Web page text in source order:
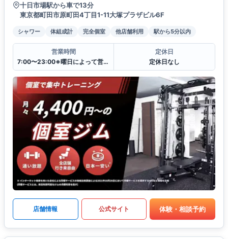
十日市場駅から車で13分
東京都町田市原町田4丁目1-11大塚プラザビル6F
シャワー 体組成計 完全個室 他店舗利用 駅から5分以内
営業時間
7:00〜23:00※曜日によって営業時間が異なる場合がございます.
定休日
定休日なし
店舗情報 公式サイト 体験・相談予約